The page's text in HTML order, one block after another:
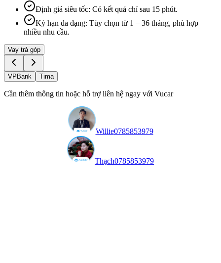
Định giá siêu tốc: Có kết quả chỉ sau 15 phút.
Kỳ hạn đa dạng: Tùy chọn từ 1 – 36 tháng, phù hợp
nhiều nhu cầu.
Vay trả góp
VPBank Tima
Cần thêm thông tin hoặc hỗ trợ liên hệ ngay với Vucar
Willie0785853979
Thạch0785853979